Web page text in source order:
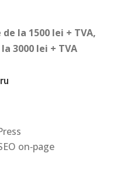
la 1500 lei + TVA,
3000 lei + TVA
on‑page